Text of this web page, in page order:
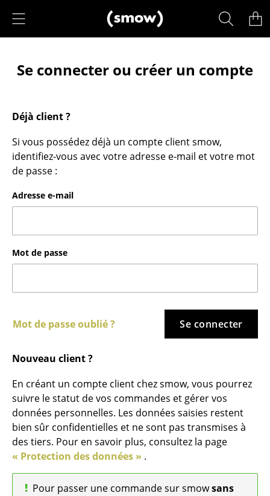
Sièges
Canapés
Fauteuils
Fauteuils lounge
Chaises
Tabourets
Bancs & Chaises longues
Chaises enfants
Chaises à bascule
Chaises de bureau
Chaises de conférence
Fauteuils de direction
Pièces détachées
Se connecter ou créer un compte
Déjà client ?
Si vous possédez déjà un compte client smow,
identifiez-vous avec votre adresse e-mail et votre mot
de passe :
Adresse e-mail
Mot de passe
Mot de passe oublié ? Se connecter
Nouveau client ?
En créant un compte client chez smow, vous pourrez
suivre le statut de vos commandes et gérer vos
données personnelles. Les données saisies restent
bien sûr confidentielles et ne sont pas transmises à
des tiers. Pour en savoir plus, consultez la page
« Protection des données » .
Pour passer une commande sur smowsans